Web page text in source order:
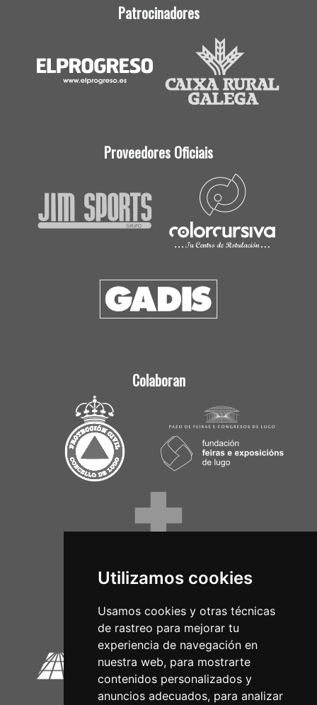
Utilizamos cookies
Usamos cookies y otras técnicas
de rastreo para mejorar tu
experiencia de navegación en
nuestra web, para mostrarte
contenidos personalizados y
anuncios adecuados, para analizar
Patrocinadores
Proveedores Oficiais
Colaboran
Circuitos Oficiais